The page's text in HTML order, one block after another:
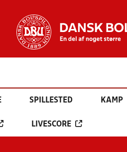
SPILLESTED KAMP
LIVESCORE